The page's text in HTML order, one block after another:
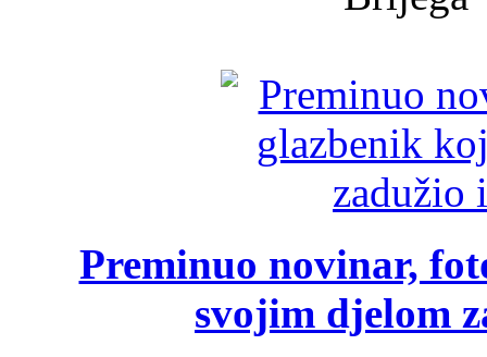
Preminuo novinar,
svojim djelom